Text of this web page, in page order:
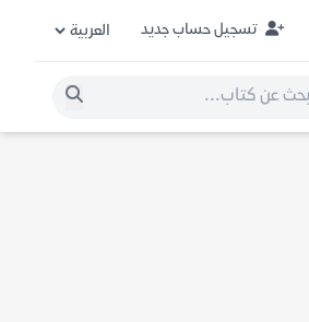
تسجيل حساب جديد